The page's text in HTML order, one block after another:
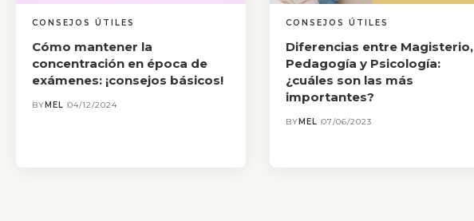
CONSEJOS ÚTILES
Cómo mantener la
concentración en época de
exámenes: ¡consejos básicos!
BY MEL 04/12/2024
CONSEJOS ÚTILES
Diferencias entre Magisterio,
Pedagogía y Psicología:
¿cuáles son las más
importantes?
BY MEL 07/06/2023